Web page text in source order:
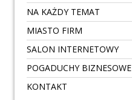
NA KAŻDY TEMAT
MIASTO FIRM
SALON INTERNETOWY
POGADUCHY BIZNESOWE
KONTAKT